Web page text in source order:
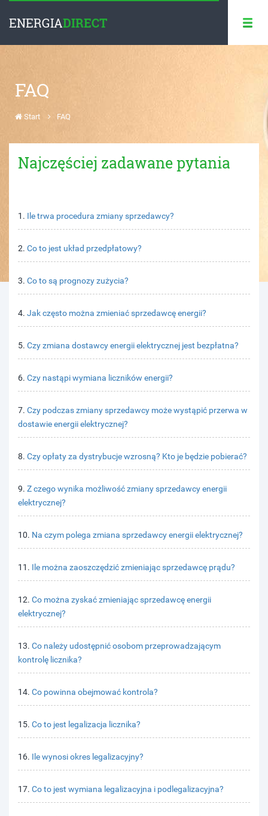
ENERGIADIRECT
FAQ
Start FAQ
Najczęściej zadawane pytania
1. Ile trwa procedura zmiany sprzedawcy?
2. Co to jest układ przedpłatowy?
3. Co to są prognozy zużycia?
4. Jak często można zmieniać sprzedawcę energii?
5. Czy zmiana dostawcy energii elektrycznej jest bezpłatna?
6. Czy nastąpi wymiana liczników energii?
7. Czy podczas zmiany sprzedawcy może wystąpić przerwa w
dostawie energii elektrycznej?
8. Czy opłaty za dystrybucje wzrosną? Kto je będzie pobierać?
9. Z czego wynika możliwość zmiany sprzedawcy energii
elektrycznej?
10. Na czym polega zmiana sprzedawcy energii elektrycznej?
11. Ile można zaoszczędzić zmieniając sprzedawcę prądu?
12. Co można zyskać zmieniając sprzedawcę energii
elektrycznej?
13. Co należy udostępnić osobom przeprowadzającym
kontrolę licznika?
14. Co powinna obejmować kontrola?
15. Co to jest legalizacja licznika?
16. Ile wynosi okres legalizacyjny?
17. Co to jest wymiana legalizacyjna i podlegalizacyjna?